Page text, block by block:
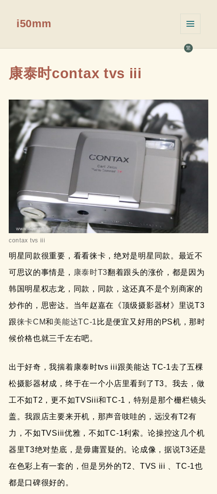
繁
i50mm
挂件
康泰时contax tvs iii
contax tvs iii
明星同款很重要，看看徕卡，绝对是明星同款。最近不
可思议的事情是， 康泰时T3翻着跟头的涨价，都是因为
韩国明星权志龙，同款，同款，这还真不是个别商家的
炒作的，思密达。当年赵嘉在《顶级摄影器材》里说T3
跟徕卡CM和美能达TC-1 比是便宜又好用的PS机，那时
候价格也就三千左右吧。
出于好奇，我揣着康泰时tvs iii跟美能达 TC-1去了五棵
松摄影器材成，终于在一个小店里看到了T3。我去，做
工不如T2，更不如TVSiii和TC-1，特别是那个栅栏镜头
盖。我跟店主要来开机，那声音吱哇的，远没有T2有
力，不如TVSiii优雅，不如TC-1利索。论操控这几个机
器里T3绝对垫底，是毋庸置疑的。论成像，据说T3还是
在色彩上有一套的，但是另外的T2、TVS iii 、TC-1也
都是口碑很好的。